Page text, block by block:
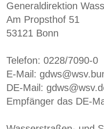
Generaldirektion
Am Propsthof 51
53121 Bonn
Telefon: 0228/7090-0
E-Mail:
DE-Mail:
Empfänger das DE-